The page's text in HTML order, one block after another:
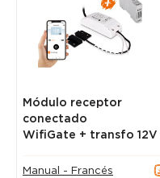
Módulo receptor
conectado
WifiGate + transfo 12V
Manual - Francés